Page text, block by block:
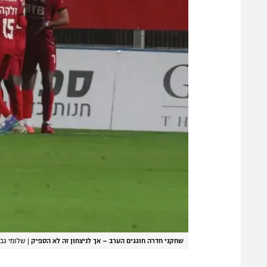
שחקני חדרה חוגגים הערב – אך לניצחון זה לא הספיק | שלומי